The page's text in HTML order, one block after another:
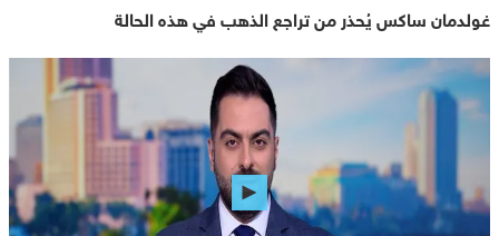
غولدمان ساكس يُحذر من تراجع الذهب في هذه الحالة